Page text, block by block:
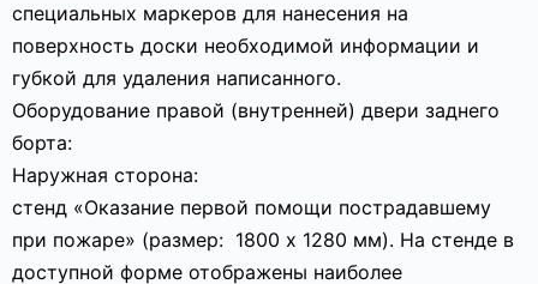
специальных маркеров для нанесения на
поверхность доски необходимой информации и
губкой для удаления написанного.
Оборудование правой (внутренней) двери заднего
борта:
Наружная сторона:
стенд «Оказание первой помощи пострадавшему
при пожаре» (размер: 1800 х 1280 мм). На стенде в
доступной форме отображены наиболее